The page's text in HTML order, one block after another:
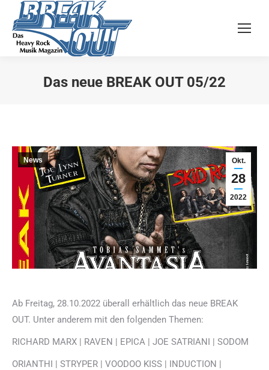
Das neue BREAK OUT 05/22
Okt.
28
2022
News
Ab Freitag, 28.10.2022 überall erhältlich das neue BREAK
OUT. Unter anderem mit den folgenden Themen:
RICHARD MARX | RAVEN | EPICA | JOE SATRIANI | SODOM
ORIANTHI | STRYPER | VOODOO KISS | INDUCTION |